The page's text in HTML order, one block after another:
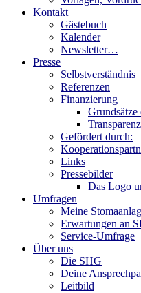
Kontakt
Gästebuch
Kalender
Newsletter…
Presse
Selbstverständnis
Referenzen
Finanzierung
Grundsätze
Transparenz
Gefördert durch:
Links
Pressebilder
Das Logo
Umfragen
Meine
Erwartungen an
Service-Umfrage
Über uns
Die SHG
Deine
Leitbild